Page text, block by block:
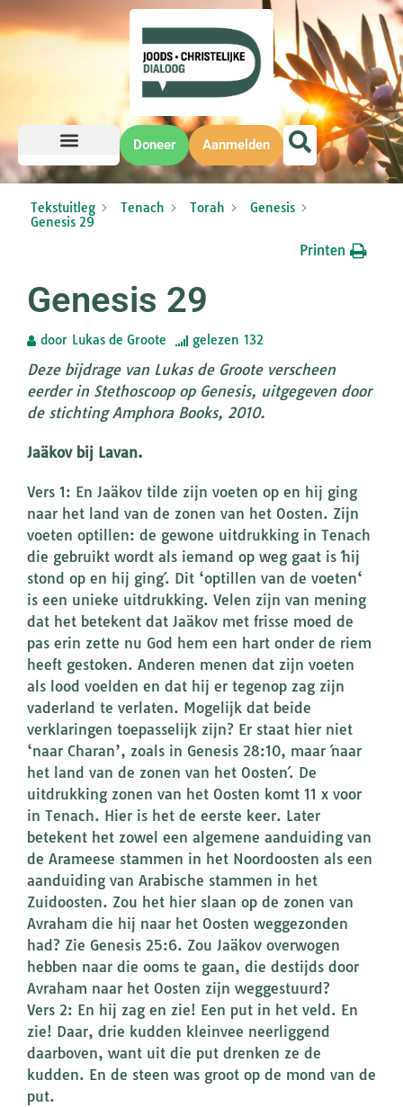
Doneer Aanmelden
Tekstuitleg Tenach Torah
Genesis
Genesis 29
Printen
Genesis 29
door Lukas de Groote gelezen 132
Deze bijdrage van Lukas de Groote verscheen
eerder in Stethoscoop op Genesis, uitgegeven door
de stichting Amphora Books, 2010.
Jaäkov bij Lavan.
Vers 1: En Jaäkov tilde zijn voeten op en hij ging
naar het land van de zonen van het Oosten. Zijn
voeten optillen: de gewone uitdrukking in Tenach
die gebruikt wordt als iemand op weg gaat is ´hij
stond op en hij ging´. Dit ‘optillen van de voeten‘
is een unieke uitdrukking. Velen zijn van mening
dat het betekent dat Jaäkov met frisse moed de
pas erin zette nu God hem een hart onder de riem
heeft gestoken. Anderen menen dat zijn voeten
als lood voelden en dat hij er tegenop zag zijn
vaderland te verlaten. Mogelijk dat beide
verklaringen toepasselijk zijn? Er staat hier niet
‘naar Charan’, zoals in Genesis 28:10, maar ´naar
het land van de zonen van het Oosten´. De
uitdrukking zonen van het Oosten komt 11 x voor
in Tenach. Hier is het de eerste keer. Later
betekent het zowel een algemene aanduiding van
de Arameese stammen in het Noordoosten als een
aanduiding van Arabische stammen in het
Zuidoosten. Zou het hier slaan op de zonen van
Avraham die hij naar het Oosten weggezonden
had? Zie Genesis 25:6. Zou Jaäkov overwogen
hebben naar die ooms te gaan, die destijds door
Avraham naar het Oosten zijn weggestuurd?
Vers 2: En hij zag en zie! Een put in het veld. En
zie! Daar, drie kudden kleinvee neerliggend
daarboven, want uit die put drenken ze de
kudden. En de steen was groot op de mond van de
put.